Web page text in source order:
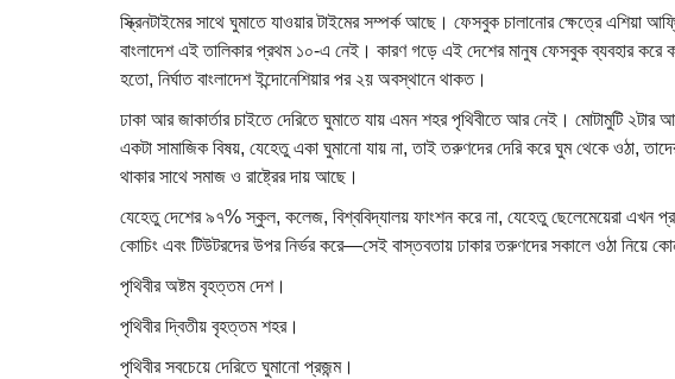
স্ক্রিনটাইমের সাথে ঘুমাতে যাওয়ার টাইমের সম্পর্ক আছে। ফেসবুক চালানোর ক্ষেত্রে এশিয়া
বাংলাদেশ এই তালিকার প্রথম ১০-এ নেই। কারণ গড়ে এই দেশের মানুষ ফেসবুক ব্যবহার করে
হতো, নির্ঘাত বাংলাদেশ ইন্দোনেশিয়ার পর ২য় অবস্থানে থাকত।
ঢাকা আর জাকার্তার চাইতে দেরিতে ঘুমাতে যায় এমন শহর পৃথিবীতে আর নেই। মোটামুটি
একটা সামাজিক বিষয়, যেহেতু একা ঘুমানো যায় না, তাই তরুণদের দেরি করে ঘুম থেকে ওঠা,
থাকার সাথে সমাজ ও রাষ্ট্রের দায় আছে।
যেহেতু দেশের ৯৭% স্কুল, কলেজ, বিশ্ববিদ্যালয় ফাংশন করে না, যেহেতু ছেলেমেয়েরা এখন
কোচিং এবং টিউটরদের উপর নির্ভর করে—সেই বাস্তবতায় ঢাকার তরুণদের সকালে ওঠা নিয়ে
পৃথিবীর অষ্টম বৃহত্তম দেশ।
পৃথিবীর দ্বিতীয় বৃহত্তম শহর।
পৃথিবীর সবচেয়ে দেরিতে ঘুমানো প্রজন্ম।